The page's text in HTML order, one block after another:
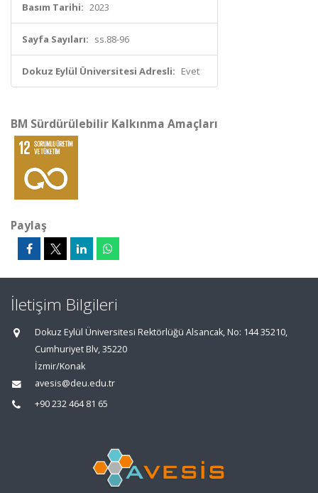
Basım Tarihi: 2023
Sayfa Sayıları: ss.88-96
Dokuz Eylül Üniversitesi Adresli: Evet
BM Sürdürülebilir Kalkınma Amaçları
Paylaş
İletişim Bilgileri
Dokuz Eylül Üniversitesi Rektörlüğü Alsancak, No: 144 35210,
Cumhuriyet Blv, 35220
İzmir/Konak
avesis@deu.edu.tr
+90 232 464 81 65